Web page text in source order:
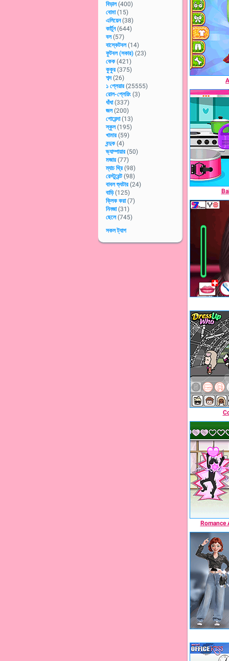
বিড়াল (400)
বোমা (15)
এলিয়েন (38)
কার্টুন (644)
বল (57)
বাস্কেটবল (14)
ফুটবল (সকার) (23)
কেক (421)
কুকুর (375)
শব্দ (26)
১ প্লেয়ার (25555)
রোল-প্লেয়িং (3)
ধাঁধা (337)
জল (200)
গোয়েন্দা (13)
স্কুল (195)
খামার (59)
বন্দুক (4)
ভ্যাম্পায়ার (50)
মজার (77)
ম্যাচ থ্রি (98)
রেস্টুরেন্ট (98)
বাবল শ্যুটার (24)
বাড়ি (125)
ক্লিক করা (7)
নিনজা (31)
ছেলে (745)
সকল ট্যাগ
Romance